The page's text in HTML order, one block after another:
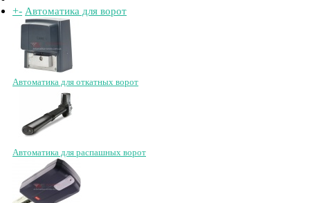
+- Автоматика для ворот
Автоматика для откатных ворот
Автоматика для распашных ворот